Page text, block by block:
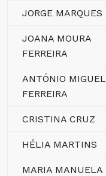
JORGE MARQUES
JOANA MOURA
FERREIRA
ANTÓNIO MIGUEL
FERREIRA
CRISTINA CRUZ
HÉLIA MARTINS
MARIA MANUELA